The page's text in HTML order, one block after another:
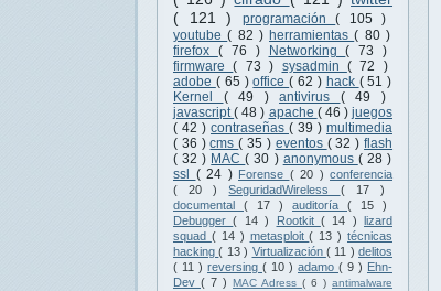
( 121 ) programación( 105 )
youtube( 82 ) herramientas( 80 )
firefox ( 76 ) Networking( 73 )
firmware( 73 ) sysadmin ( 72 )
adobe ( 65 )office( 62 ) hack ( 51 )
Kernel ( 49 ) antivirus ( 49 )
javascript( 48 ) apache ( 46 ) juegos
( 42 ) contraseñas ( 39 ) multimedia
( 36 )cms( 35 ) eventos ( 32 )flash
( 32 ) MAC( 30 ) anonymous ( 28 )
ssl ( 24 ) Forense ( 20 ) conferencia
( 20 )SeguridadWireless ( 17 )
documental ( 17 ) auditoría ( 15 )
Debugger( 14 ) Rootkit ( 14 ) lizard
squad ( 14 ) metasploit( 13 ) técnicas
hacking( 13 ) Virtualización ( 11 ) delitos
( 11 ) reversing ( 10 ) adamo ( 9 ) Ehn-
Dev ( 7 ) MAC Adress ( 6 ) antimalware